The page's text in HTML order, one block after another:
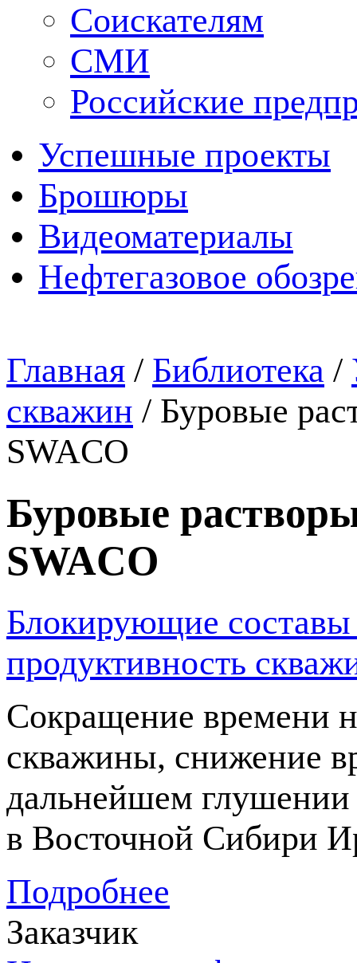
Соискателям
СМИ
Российские
Успешные проекты
Брошюры
Видеоматериалы
Нефтегазовое
Главная / Библиотека /
скважин / Буровые
SWACO
Буровые
SWACO
Блокирующие
продуктивность
Сокращение времени
скважины, снижение
дальнейшем
в Восточной Сибири
Подробнее
Заказчик